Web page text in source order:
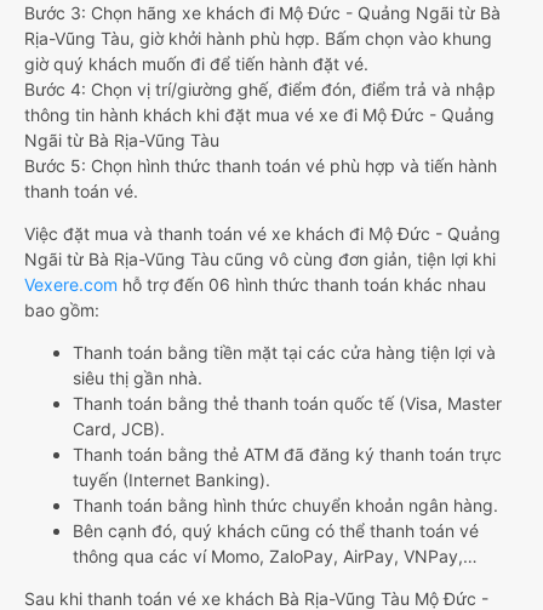
Bước 3: Chọn hãng xe khách đi Mộ Đức - Quảng Ngãi từ Bà
Rịa-Vũng Tàu, giờ khởi hành phù hợp. Bấm chọn vào khung
giờ quý khách muốn đi để tiến hành đặt vé.
Bước 4: Chọn vị trí/giường ghế, điểm đón, điểm trả và nhập
thông tin hành khách khi đặt mua vé xe đi Mộ Đức - Quảng
Ngãi từ Bà Rịa-Vũng Tàu
Bước 5: Chọn hình thức thanh toán vé phù hợp và tiến hành
thanh toán vé.
Việc đặt mua và thanh toán vé xe khách đi Mộ Đức - Quảng
Ngãi từ Bà Rịa-Vũng Tàu cũng vô cùng đơn giản, tiện lợi khi
Vexere.com hỗ trợ đến 06 hình thức thanh toán khác nhau
bao gồm:
Thanh toán bằng tiền mặt tại các cửa hàng tiện lợi và
siêu thị gần nhà.
Thanh toán bằng thẻ thanh toán quốc tế (Visa, Master
Card, JCB).
Thanh toán bằng thẻ ATM đã đăng ký thanh toán trực
tuyến (Internet Banking).
Thanh toán bằng hình thức chuyển khoản ngân hàng.
Bên cạnh đó, quý khách cũng có thể thanh toán vé
thông qua các ví Momo, ZaloPay, AirPay, VNPay,…
Sau khi thanh toán vé xe khách Bà Rịa-Vũng Tàu Mộ Đức -